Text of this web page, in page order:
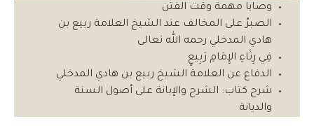
وصايا مهمة وقت الفتن
الصبرُ على المخالف عند الشيخ العلامة ربيع بن
هادي المدخلي رحمه الله تعالى
فِي رِثَاءِ الإِمَامِ رَبِيعٍ
الدفاع عن العلامة الشيخ ربيع بن هادي المدخلي
شرح كتاب: الشرح والإبانة على أصول السنة
والديانة